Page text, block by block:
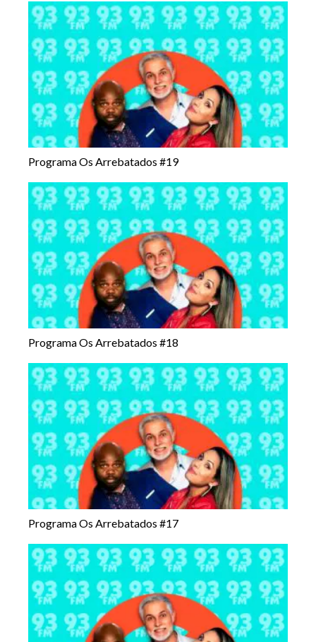
Programa Os Arrebatados #19
Programa Os Arrebatados #18
Programa Os Arrebatados #17